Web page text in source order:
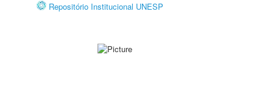
Repositório Institucional UNESP